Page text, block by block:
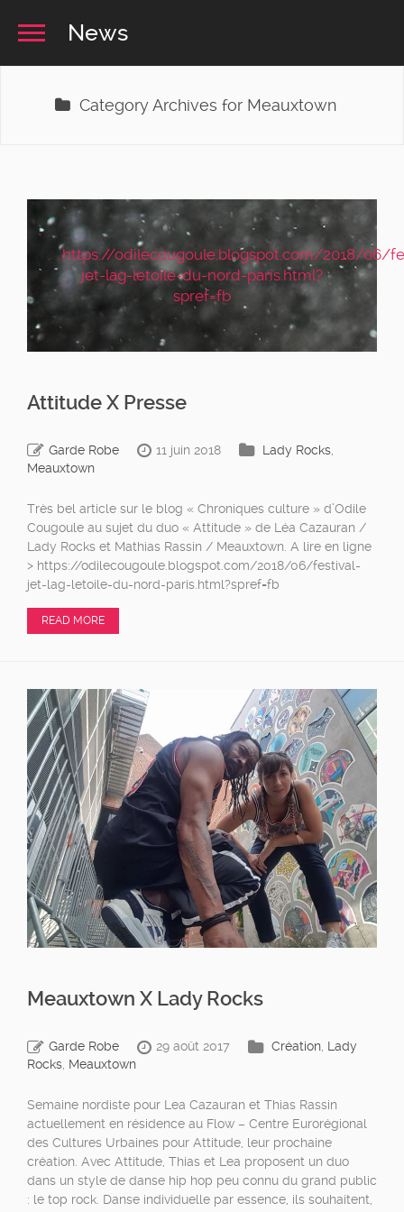
News
Category Archives for Meauxtown
https://odilecougoule.blogspot.com/2018/06/
jet-lag-letoile-du-nord-paris.html?
spref=fb
Attitude X Presse
Garde Robe 11 juin 2018 Lady Rocks
Meauxtown
Très bel article sur le blog « Chroniques culture » d’Odile
Cougoule au sujet du duo « Attitude » de Léa Cazauran /
Lady Rocks et Mathias Rassin / Meauxtown. A lire en ligne
> https://odilecougoule.blogspot.com/2018/06/festival-
jet-lag-letoile-du-nord-paris.html?spref=fb
READ MORE
Meauxtown X Lady Rocks
Garde Robe 29 août 2017 Création, Lady
Rocks, Meauxtown
Semaine nordiste pour Lea Cazauran et Thias Rassin
actuellement en résidence au Flow – Centre Eurorégional
des Cultures Urbaines pour Attitude, leur prochaine
création. Avec Attitude, Thias et Lea proposent un duo
dans un style de danse hip hop peu connu du grand public
: le top rock. Danse individuelle par essence, ils souhaitent,